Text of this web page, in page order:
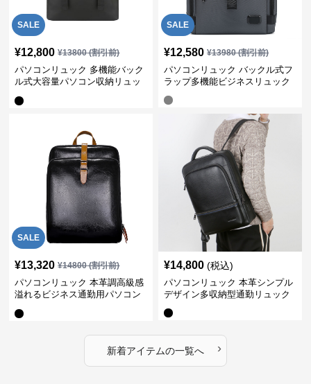
SALE
¥12,800 ¥13800(割引前)
パソコンリュック 多機能バック
ル式大容量パソコン収納リュッ
SALE
¥12,580 ¥13980(割引前)
パソコンリュック バックル式フ
ラップ多機能ビジネスリュック
SALE
¥13,320 ¥14800(割引前)
パソコンリュック 本革調高級感
溢れるビジネス通勤用パソコン
¥14,800 (税込)
パソコンリュック 本革シンプル
デザイン多収納型通勤リュック
新着アイテムの一覧へ ›